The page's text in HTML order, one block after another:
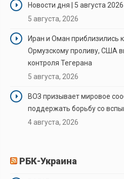
Новости дня | 5 августа
5 августа, 2026
Иран и Оман приблизились
Ормузскому проливу, США
контроля Тегерана
5 августа, 2026
ВОЗ призывает мировое
поддержать борьбу со
4 августа, 2026
РБК-Украина